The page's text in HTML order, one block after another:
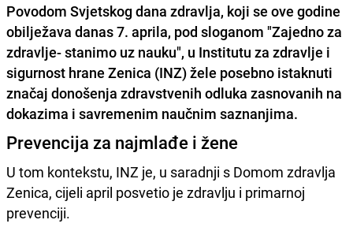
Povodom Svjetskog dana zdravlja, koji se ove godine
obilježava danas 7. aprila, pod sloganom "Zajedno za
zdravlje- stanimo uz nauku", u Institutu za zdravlje i
sigurnost hrane Zenica (INZ) žele posebno istaknuti
značaj donošenja zdravstvenih odluka zasnovanih na
dokazima i savremenim naučnim saznanjima.
Prevencija za najmlađe i žene
U tom kontekstu, INZ je, u saradnji s Domom zdravlja
Zenica, cijeli april posvetio je zdravlju i primarnoj
prevenciji.